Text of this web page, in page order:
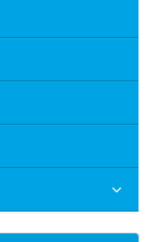
bàn phường
Dũng, CCCD:
mục đích